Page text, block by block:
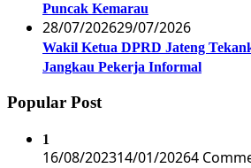
Puncak Kemarau
28/07/202629/07/2026
Wakil Ketua DPRD Jateng
Jangkau Pekerja Informal
Popular Post
1
16/08/202314/01/20264